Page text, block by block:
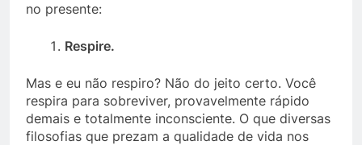
no presente:
Respire.
Mas e eu não respiro? Não do jeito certo. Você
respira para sobreviver, provavelmente rápido
demais e totalmente inconsciente. O que diversas
filosofias que prezam a qualidade de vida nos